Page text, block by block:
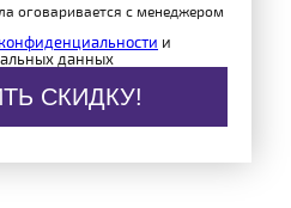
оговаривается с менеджером
и
данных
СКИДКУ!